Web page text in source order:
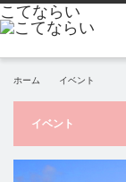
ホーム イベント
イベント